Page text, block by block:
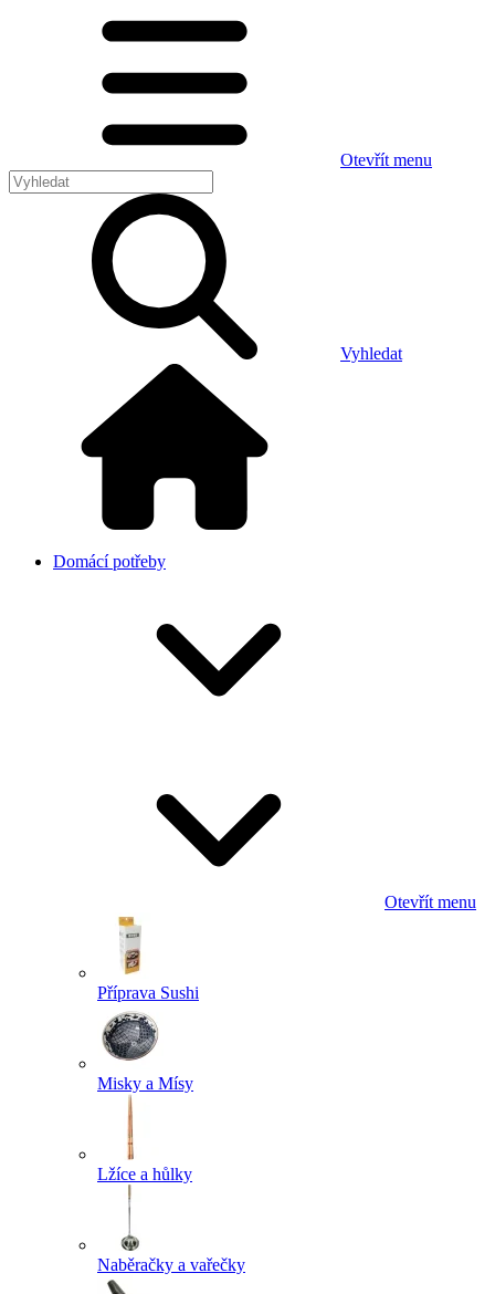
Otevřít menu
Vyhledat
Domácí potřeby
Otevřít menu
Příprava Sushi
Misky a Mísy
Lžíce a hůlky
Naběračky a vařečky